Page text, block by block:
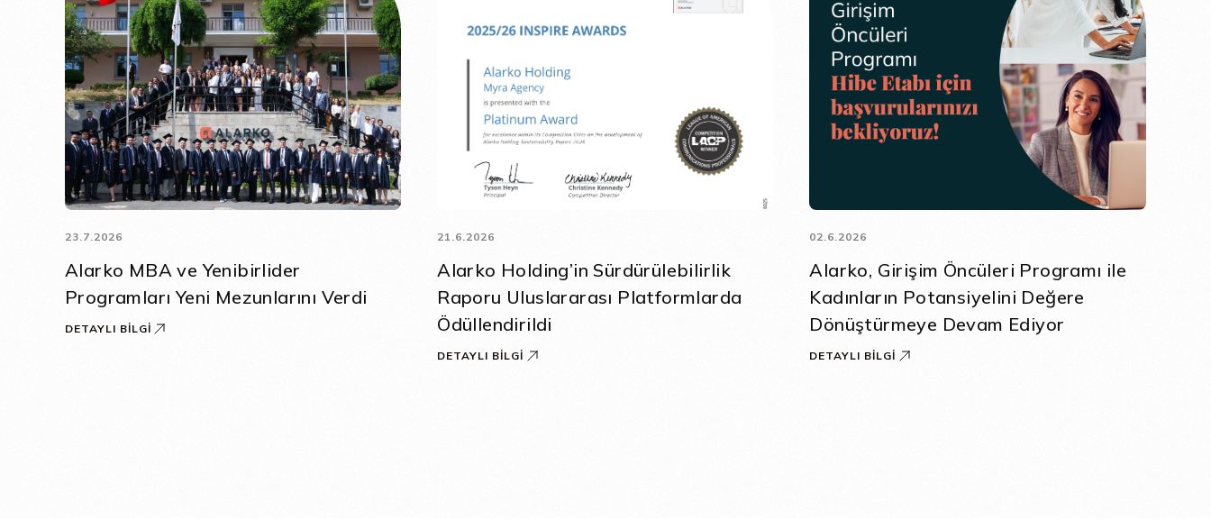
23.7.2026
Alarko MBA ve Yenibirlider
Programları Yeni Mezunlarını Verdi
DETAYLI BILGI
21.6.2026
Alarko Holding’in Sürdürülebilirlik
Raporu Uluslararası Platformlarda
Ödüllendirildi
DETAYLI BILGI
02.6.2026
Alarko, Girişim Öncüleri Programı ile
Kadınların Potansiyelini Değere
Dönüştürmeye Devam Ediyor
DETAYLI BILGI